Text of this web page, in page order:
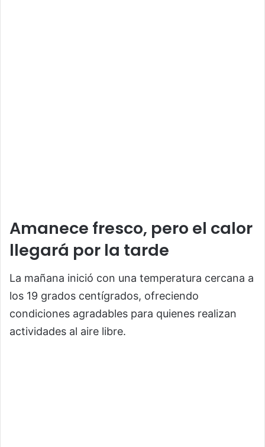
Amanece fresco, pero el calor
llegará por la tarde
La mañana inició con una temperatura cercana a
los 19 grados centígrados, ofreciendo
condiciones agradables para quienes realizan
actividades al aire libre.